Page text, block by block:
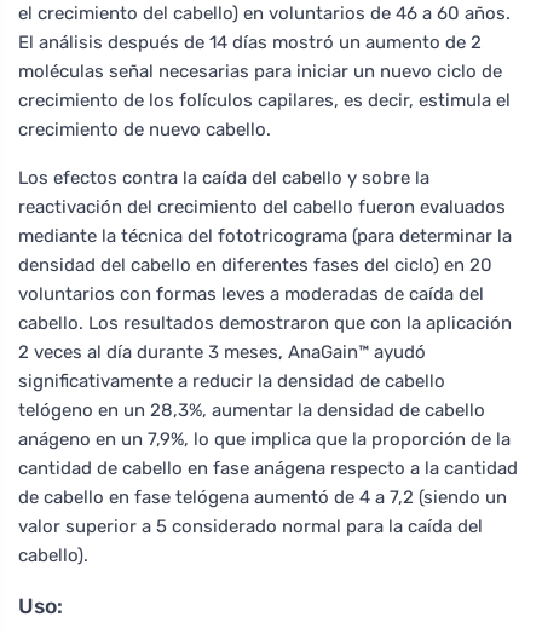
el crecimiento del cabello) en voluntarios de 46 a 60 años.
El análisis después de 14 días mostró un aumento de 2
moléculas señal necesarias para iniciar un nuevo ciclo de
crecimiento de los folículos capilares, es decir, estimula el
crecimiento de nuevo cabello.
Los efectos contra la caída del cabello y sobre la
reactivación del crecimiento del cabello fueron evaluados
mediante la técnica del fototricograma (para determinar la
densidad del cabello en diferentes fases del ciclo) en 20
voluntarios con formas leves a moderadas de caída del
cabello. Los resultados demostraron que con la aplicación
2 veces al día durante 3 meses, AnaGain™ ayudó
significativamente a reducir la densidad de cabello
telógeno en un 28,3%, aumentar la densidad de cabello
anágeno en un 7,9%, lo que implica que la proporción de la
cantidad de cabello en fase anágena respecto a la cantidad
de cabello en fase telógena aumentó de 4 a 7,2 (siendo un
valor superior a 5 considerado normal para la caída del
cabello).
Uso: